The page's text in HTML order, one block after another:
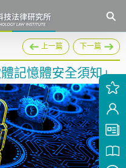
上一篇 下一篇
記憶體安全須知」